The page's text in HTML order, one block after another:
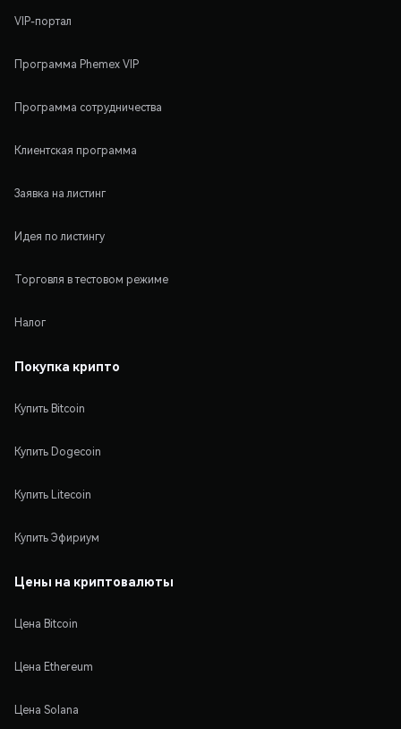
VIP-портал
Программа Phemex VIP
Программа сотрудничества
Клиентская программа
Заявка на листинг
Идея по листингу
Торговля в тестовом режиме
Налог
Покупка крипто
Купить Bitcoin
Купить Dogecoin
Купить Litecoin
Купить Эфириум
Цены на криптовалюты
Цена Bitcoin
Цена Ethereum
Цена Solana